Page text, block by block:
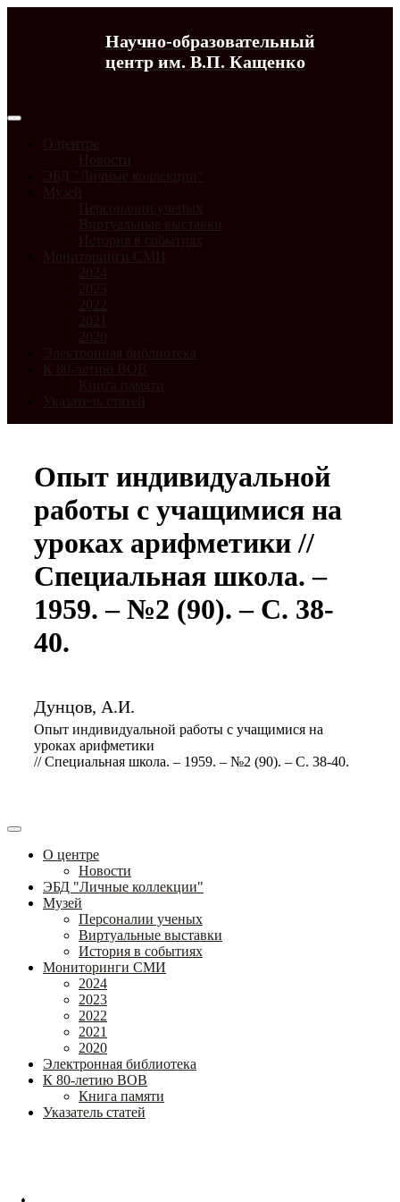
Научно-образовательный
центр им. В.П. Кащенко
О центре
Новости
ЭБД "Личные коллекции"
Музей
Персоналии ученых
Виртуальные выставки
История в событиях
Мониторинги СМИ
2024
2023
2022
2021
2020
Электронная библиотека
К 80-летию ВОВ
Книга памяти
Указатель статей
Опыт индивидуальной
работы с учащимися на
уроках арифметики //
Специальная школа. –
1959. – №2 (90). – С. 38-
40.
Дунцов, А.И.
Опыт индивидуальной работы с учащимися на
уроках арифметики
// Специальная школа. – 1959. – №2 (90). – С. 38-40.
О центре
Новости
ЭБД "Личные коллекции"
Музей
Персоналии ученых
Виртуальные выставки
История в событиях
Мониторинги СМИ
2024
2023
2022
2021
2020
Электронная библиотека
К 80-летию ВОВ
Книга памяти
Указатель статей